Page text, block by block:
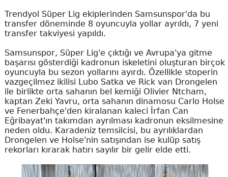
Trendyol Süper Lig ekiplerinden Samsunspor'da bu
transfer döneminde 8 oyuncuyla yollar ayrıldı, 7 yeni
transfer takviyesi yapıldı.
Samsunspor, Süper Lig'e çıktığı ve Avrupa'ya gitme
başarısı gösterdiği kadronun iskeletini oluşturan birçok
oyuncuyla bu sezon yollarını ayırdı. Özellikle stoperin
vazgeçilmez ikilisi Lubo Satka ve Rick van Drongelen
ile birlikte orta sahanın bel kemiği Olivier Ntcham,
kaptan Zeki Yavru, orta sahanın dinamosu Carlo Holse
ve Fenerbahçe'den kiralanan kaleci İrfan Can
Eğribayat'ın takımdan ayrılması kadronun eksilmesine
neden oldu. Karadeniz temsilcisi, bu ayrılıklardan
Drongelen ve Holse'nin satışından ise kulüp satış
rekorları kırarak hatırı sayılır bir gelir elde etti.